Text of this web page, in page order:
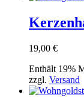
19,00 €
Enthält 19%
zzgl. Versand